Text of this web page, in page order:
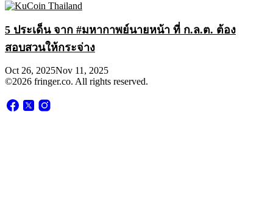
5 ประเด็น จาก #มหากาพย์นายหน้า ที่ ก.ล.ต. ต้อง
สอบสวนให้กระจ่าง
Oct 26, 2025Nov 11, 2025
©2026 fringer.co. All rights reserved.